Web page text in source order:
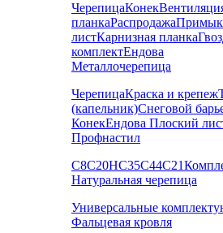
ЧерепицаКонек
планкаРаспродажа
листКарнизная планка
комплектЕндова
Металлочерепица
ЧерепицаКраска и крепеж
(капельник)Снеговой
КонекЕндова Плоский
Профнастил
С8С20НС35С44С21
Натуральная черепица
Универсальные
Фальцевая кровля